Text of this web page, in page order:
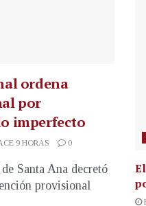
ordena
por
imperfecto
9 HORAS 0
Santa Ana decretó
provisional